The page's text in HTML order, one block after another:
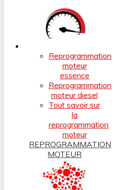
Reprogrammation
moteur
essence
Reprogrammation
moteur diesel
Tout savoir sur
la
reprogrammation
moteur
REPROGRAMMATION
MOTEUR